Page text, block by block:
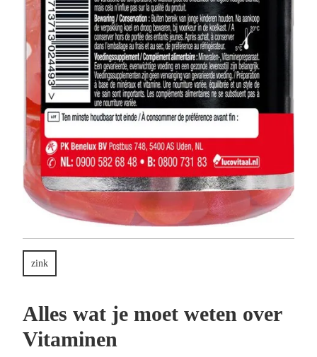
zink
Alles wat je moet weten over
Vitaminen